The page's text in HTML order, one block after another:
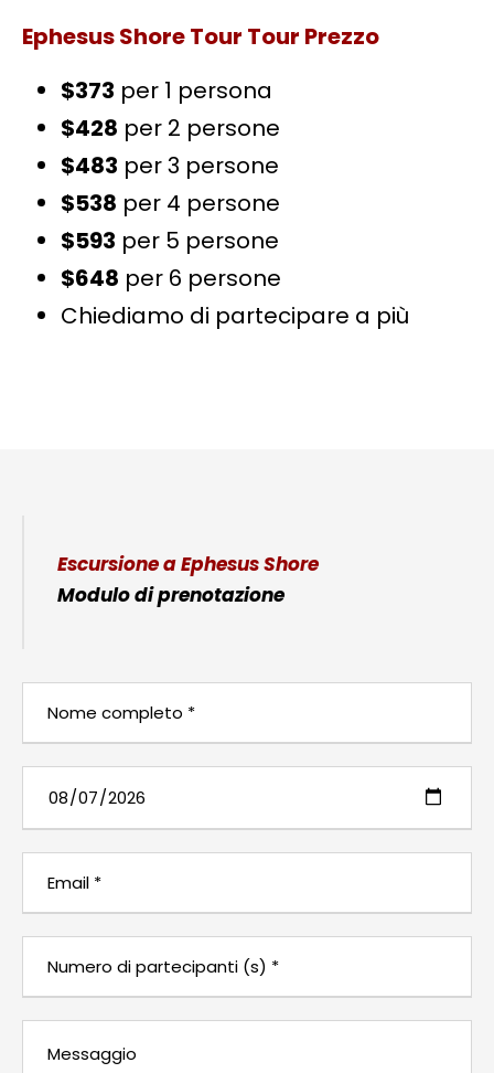
Ephesus Shore Tour Tour Prezzo
$373 per 1 persona
$428 per 2 persone
$483 per 3 persone
$538 per 4 persone
$593 per 5 persone
$648 per 6 persone
Chiediamo di partecipare a più
Escursione a Ephesus Shore
Modulo di prenotazione